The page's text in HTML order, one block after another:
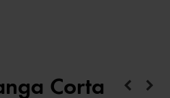
Corta